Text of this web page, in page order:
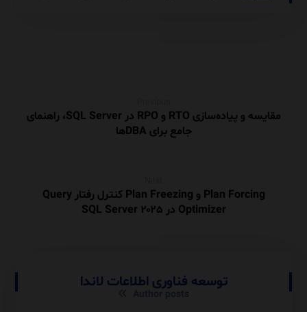
مقایسه و پیاده‌سازی RTO و RPO در SQL Server، راهنمای
جامع برای DBAها
Plan Forcing و Plan Freezing کنترل رفتار Query
Optimizer در SQL Server ۲۰۲۵
توسعه فناوری اطلاعات لاندا